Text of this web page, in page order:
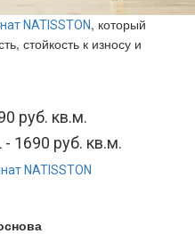
NATISSTON, который
стойкость к износу и
руб. кв.м.
- 1690 руб. кв.м.
NATISSTON